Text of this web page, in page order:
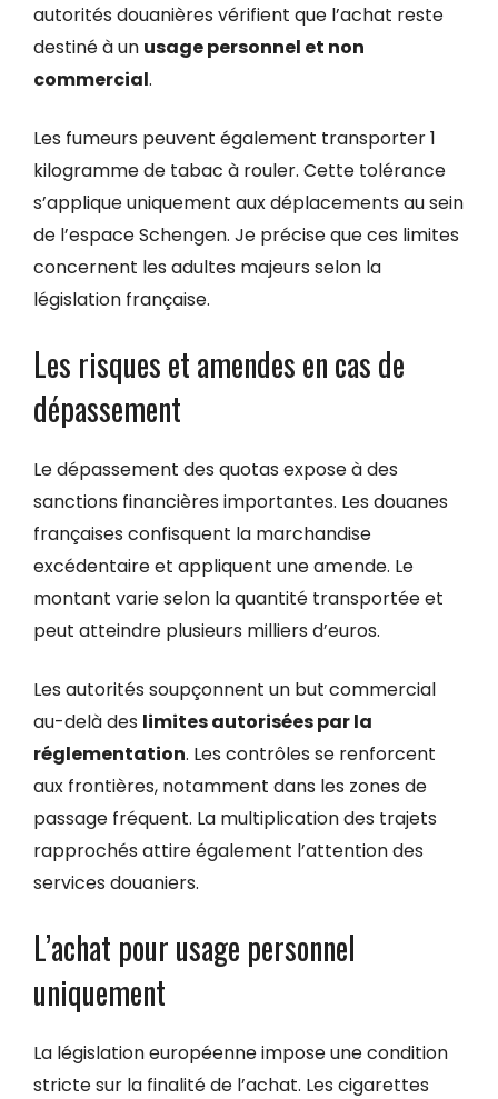
autorités douanières vérifient que l’achat reste
destiné à un usage personnel et non
commercial.
Les fumeurs peuvent également transporter 1
kilogramme de tabac à rouler. Cette tolérance
s’applique uniquement aux déplacements au sein
de l’espace Schengen. Je précise que ces limites
concernent les adultes majeurs selon la
législation française.
Les risques et amendes en cas de
dépassement
Le dépassement des quotas expose à des
sanctions financières importantes. Les douanes
françaises confisquent la marchandise
excédentaire et appliquent une amende. Le
montant varie selon la quantité transportée et
peut atteindre plusieurs milliers d’euros.
Les autorités soupçonnent un but commercial
au-delà des limites autorisées par la
réglementation. Les contrôles se renforcent
aux frontières, notamment dans les zones de
passage fréquent. La multiplication des trajets
rapprochés attire également l’attention des
services douaniers.
L’achat pour usage personnel
uniquement
La législation européenne impose une condition
stricte sur la finalité de l’achat. Les cigarettes